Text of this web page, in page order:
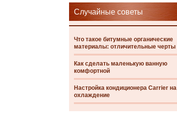
Случайные советы
Что такое битумные органические
материалы: отличительные черты
Как сделать маленькую ванную
комфортной
Настройка кондиционера Carrier на
охлаждение